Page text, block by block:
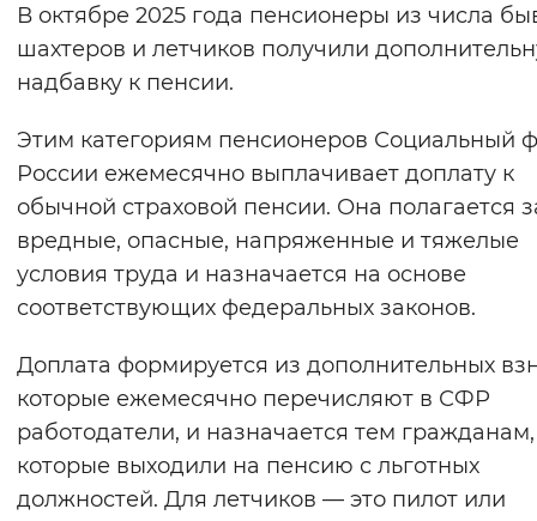
Цвет сайта
Монохромный
Синий фон
Изображения
Включены Выключены
Звуковой ассистент
Воспроизвести Остановить
Вернуть стандартные настройки
В октябре 2025 года пенсионеры из числа
шахтеров и летчиков получили
надбавку к пенсии.
Этим категориям пенсионеров Социальный
России ежемесячно выплачивает доплату к
обычной страховой пенсии. Она полагается
вредные, опасные, напряженные и тяжелые
условия труда и назначается на основе
соответствующих федеральных законов.
Доплата формируется из дополнительных
которые ежемесячно перечисляют в СФР
работодатели, и назначается тем гражданам,
которые выходили на пенсию с льготных
должностей. Для летчиков — это пилот или